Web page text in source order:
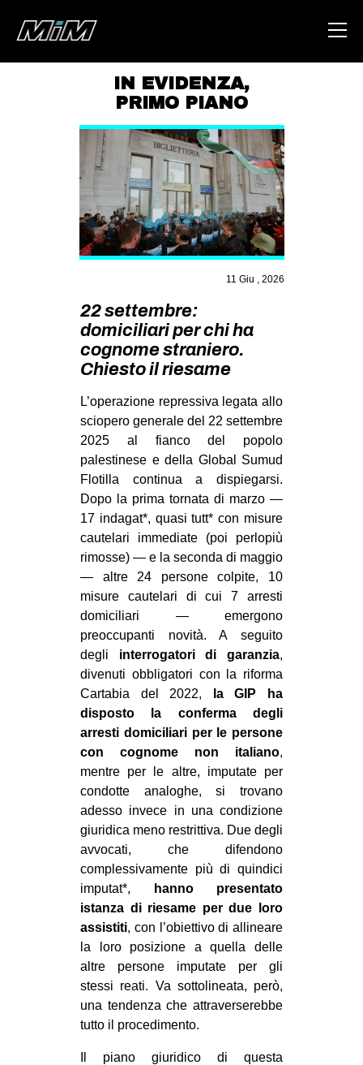
HOME
ABOUT
AREA
DEGENERAZIONE
GAZA FREESTYLE
CSOA LAMBRETTA
STUDENTI TSUNAMI
ZAM
MILANO
MOBILITAZIONI
SPAZI
SPORT POPOLARE
AMBIENTE
ANTIFASCISMO
DIRITTO ALL’ABITARE
GENERI
MIGRAZIONI
PRECARIATO
REPRESSIONE
STUDENTI
CULTURE
ARTE
CINEMA
MANIFESTI
MUSICA
RECENSIONI
INTERNAZIONALE
AFRICA
AMERICHE
ESTREMO ORIENTE
EUROPA
MEDIO ORIENTE
IN EVIDENZA,
PRIMO PIANO
11 Giu , 2026
22 settembre:
domiciliari per chi ha
cognome straniero.
Chiesto il riesame
L’operazione repressiva legata allo
sciopero generale del 22 settembre
2025 al fianco del popolo
palestinese e della Global Sumud
Flotilla continua a dispiegarsi.
Dopo la prima tornata di marzo —
17 indagat*, quasi tutt* con misure
cautelari immediate (poi perlopiù
rimosse) — e la seconda di maggio
— altre 24 persone colpite, 10
misure cautelari di cui 7 arresti
domiciliari — emergono
preoccupanti novità. A seguito
degli interrogatori di garanzia,
divenuti obbligatori con la riforma
Cartabia del 2022,
la GIP ha
disposto la conferma degli
arresti domiciliari per le persone
con cognome non italiano,
mentre per le altre, imputate per
condotte analoghe, si trovano
adesso invece in una condizione
giuridica meno restrittiva. Due degli
avvocati, che difendono
complessivamente più di quindici
imputat*,
hanno presentato
istanza di riesame per due loro
assistiti, con l’obiettivo di allineare
la loro posizione a quella delle
altre persone imputate per gli
stessi reati. Va sottolineata, però,
una tendenza che attraverserebbe
tutto il procedimento.
Il piano giuridico di questa